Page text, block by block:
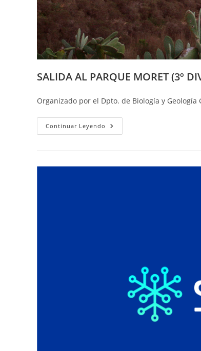
SALIDA AL PARQUE MORET (3º
Organizado por el Dpto. de Biología y
Continuar Leyendo SALIDA
AL